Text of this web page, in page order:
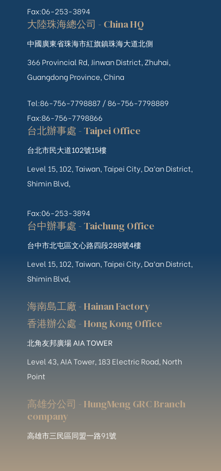
Fax:06-253-3894
大陸珠海總公司 - China HQ
中國廣東省珠海市紅旗鎮珠海大道北側
366 Provincial Rd, Jinwan District, Zhuhai,
Guangdong Province, China
Tel:86-756-7798887 / 86-756-7798889
Fax:86-756-7798866
台北辦事處 - Taipei Office
台北市民大道102號15樓
Level 15, 102, Taiwan, Taipei City, Da’an District,
Shimin Blvd,
Fax:06-253-3894
台中辦事處 - Taichung Office
台中市北屯區文心路四段288號4樓
Level 15, 102, Taiwan, Taipei City, Da’an District,
Shimin Blvd,
海南島工廠 - Hainan Factory
香港辦公處 - Hong Kong Office
北角友邦廣場 AIA TOWER
Level 43, AIA Tower, 183 Electric Road, North
Point
高雄分公司 - HungMeng GRC Branch
company
高雄市三民區同盟一路91號